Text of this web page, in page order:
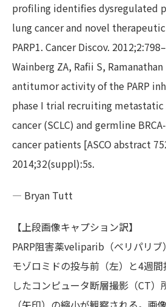
profiling identifies dysregulated
lung cancer and novel
PARP1. Cancer Discov.
Wainberg ZA, Rafii S,
antitumor activity of the PARP
phase I trial recruiting
cancer (SCLC) and germline
cancer patients [ASCO abstract
2014;32(suppl):5s.
— Bryan Tutt
【上段画像キャプション訳】
PARP阻害薬veliparib（ベリパリ
モゾロミドの投与前（左）と4週
したコンピュータ断層撮影（CT）